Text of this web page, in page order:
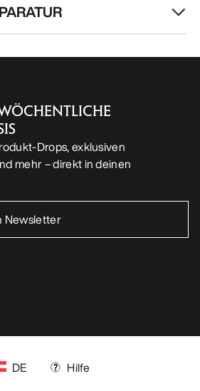
Drops, exklusiven
mehr – direkt in deinen
DE Hilfe